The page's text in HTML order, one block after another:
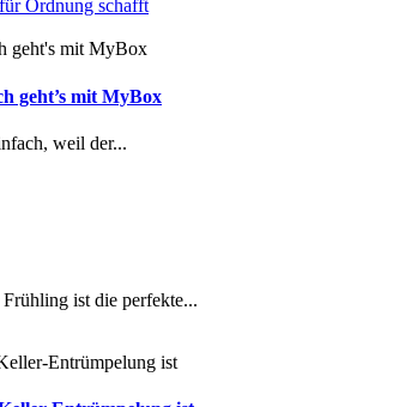
Ordnung schafft
geht’s mit MyBox
weil der...
ist die perfekte...